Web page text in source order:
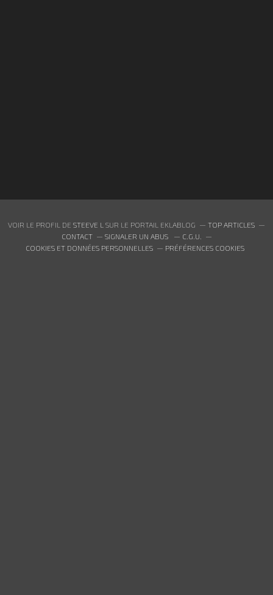
VOIR LE PROFIL DE STEEVE L SUR LE PORTAIL EKLABLOG
TOP ARTICLES
CONTACT
SIGNALER UN ABUS
C.G.U.
COOKIES ET DONNÉES PERSONNELLES
PRÉFÉRENCES COOKIES